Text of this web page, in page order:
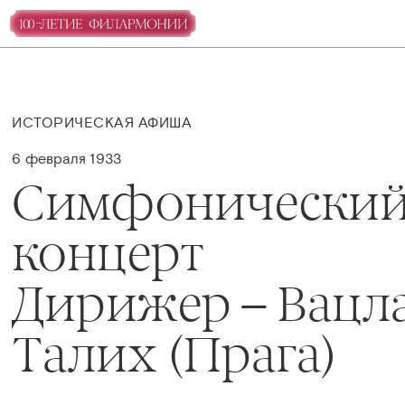
ИСТОРИЧЕСКАЯ АФИША
6 февраля 1933
концерт
Дирижер –
Талих (Прага)